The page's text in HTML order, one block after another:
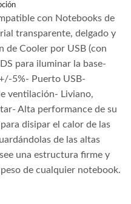
con Notebooks de
transparente, delgado y
de Cooler por USB (con
para iluminar la base-
5%- Puerto USB-
ventilación- Liviano,
Alta performance de su
disipar el calor de las
de las altas
una estructura firme y
de cualquier notebook.